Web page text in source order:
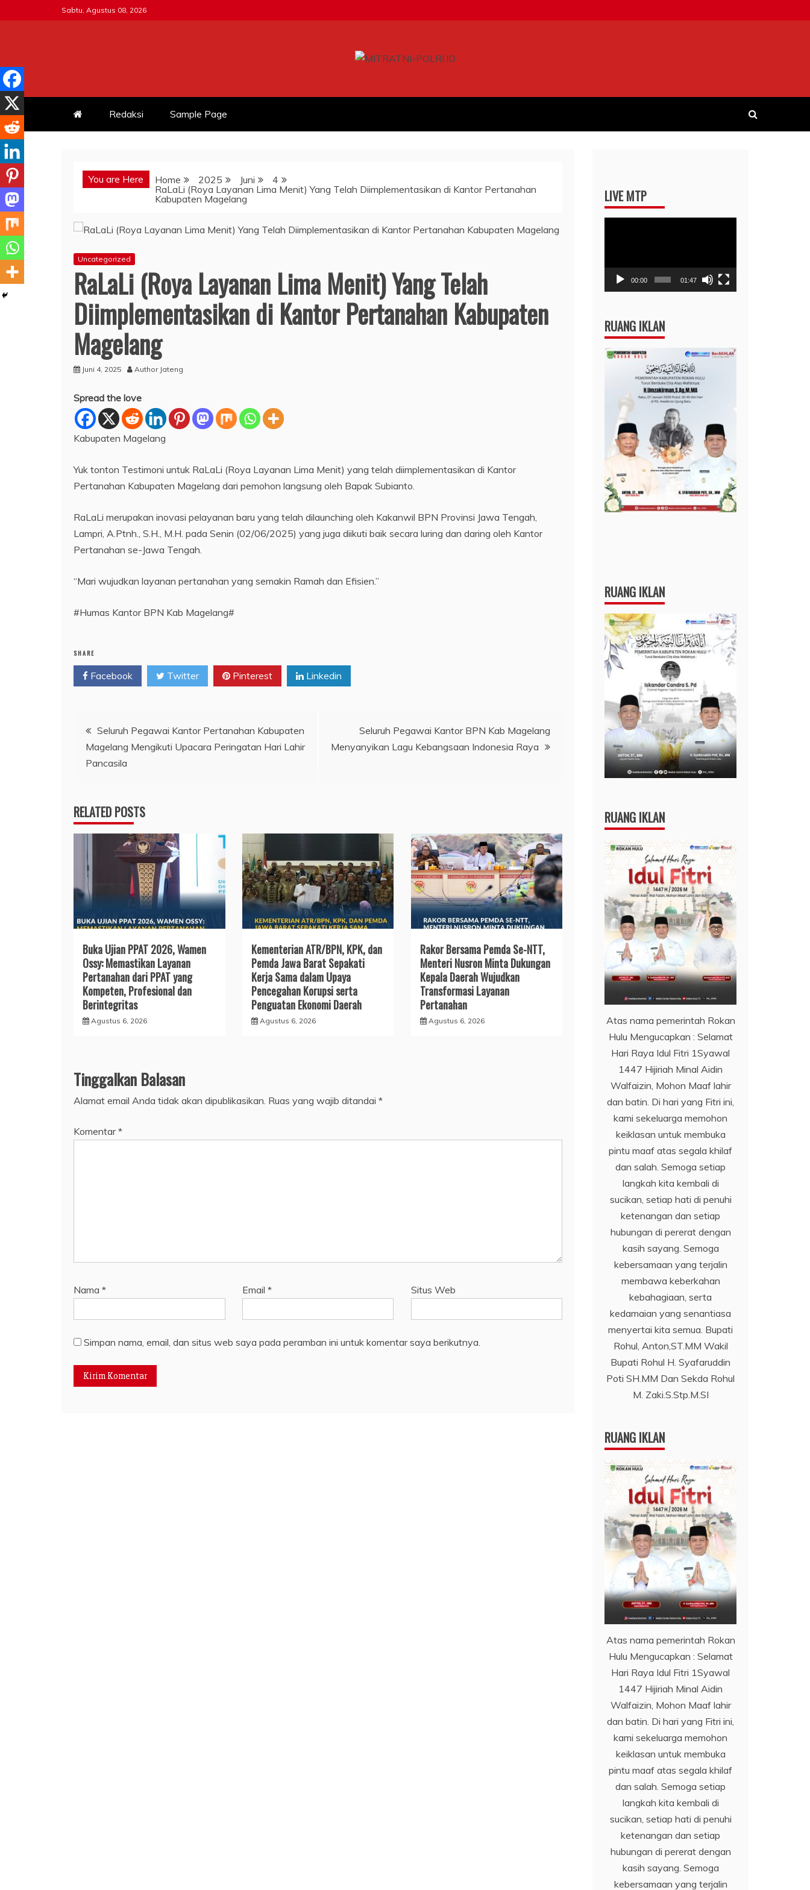
to
Sabtu, Agustus 08, 2026
Redaksi Sample Page
You are Here Home 2025 Juni
4
RaLaLi (Roya Layanan Lima Menit) Yang Telah Diimplementasikan di Kantor Pertanahan
Kabupaten Magelang
Uncategorized
RaLaLi (Roya Layanan Lima Menit) Yang Telah
Diimplementasikan di Kantor Pertanahan Kabupaten
Magelang
Juni 4, 2025 Author Jateng
Spread the love
Kabupaten Magelang
Yuk tonton Testimoni untuk RaLaLi (Roya Layanan Lima Menit) yang telah diimplementasikan di Kantor
Pertanahan Kabupaten Magelang dari pemohon langsung oleh Bapak Subianto.
RaLaLi merupakan inovasi pelayanan baru yang telah dilaunching oleh Kakanwil BPN Provinsi Jawa Tengah,
Lampri, A.Ptnh., S.H., M.H. pada Senin (02/06/2025) yang juga diikuti baik secara luring dan daring oleh Kantor
Pertanahan se-Jawa Tengah.
“Mari wujudkan layanan pertanahan yang semakin Ramah dan Efisien.”
#Humas Kantor BPN Kab Magelang#
SHARE
Facebook Twitter Pinterest Linkedin
Navigasi
pos
Seluruh Pegawai Kantor Pertanahan Kabupaten
Magelang Mengikuti Upacara Peringatan Hari Lahir
Pancasila
Seluruh Pegawai Kantor BPN Kab Magelang
Menyanyikan Lagu Kebangsaan Indonesia Raya
RELATED POSTS
Buka Ujian PPAT 2026, Wamen
Ossy: Memastikan Layanan
Pertanahan dari PPAT yang
Kompeten, Profesional dan
Berintegritas
Agustus 6, 2026
Kementerian ATR/BPN, KPK, dan
Pemda Jawa Barat Sepakati
Kerja Sama dalam Upaya
Pencegahan Korupsi serta
Penguatan Ekonomi Daerah
Agustus 6, 2026
Rakor Bersama Pemda Se-NTT,
Menteri Nusron Minta Dukungan
Kepala Daerah Wujudkan
Transformasi Layanan
Pertanahan
Agustus 6, 2026
Tinggalkan Balasan
Alamat email Anda tidak akan dipublikasikan. Ruas yang wajib ditandai *
Komentar*
Nama * Email * Situs Web
Simpan nama, email, dan situs web saya pada peramban ini untuk komentar saya berikutnya.
LIVE MTP
00:00 01:47
RUANG IKLAN
RUANG IKLAN
RUANG IKLAN
Atas nama pemerintah Rokan
Hulu Mengucapkan : Selamat
Hari Raya Idul Fitri 1Syawal
1447 Hijiriah Minal Aidin
Walfaizin, Mohon Maaf lahir
dan batin. Di hari yang Fitri ini,
kami sekeluarga memohon
keiklasan untuk membuka
pintu maaf atas segala khilaf
dan salah. Semoga setiap
langkah kita kembali di
sucikan, setiap hati di penuhi
ketenangan dan setiap
hubungan di pererat dengan
kasih sayang. Semoga
kebersamaan yang terjalin
membawa keberkahan
kebahagiaan, serta
kedamaian yang senantiasa
menyertai kita semua. Bupati
Rohul, Anton,ST.MM Wakil
Bupati Rohul H. Syafaruddin
Poti SH.MM Dan Sekda Rohul
M. Zaki.S.Stp.M.SI
RUANG IKLAN
Atas nama pemerintah Rokan
Hulu Mengucapkan : Selamat
Hari Raya Idul Fitri 1Syawal
1447 Hijiriah Minal Aidin
Walfaizin, Mohon Maaf lahir
dan batin. Di hari yang Fitri ini,
kami sekeluarga memohon
keiklasan untuk membuka
pintu maaf atas segala khilaf
dan salah. Semoga setiap
langkah kita kembali di
sucikan, setiap hati di penuhi
ketenangan dan setiap
hubungan di pererat dengan
kasih sayang. Semoga
kebersamaan yang terjalin